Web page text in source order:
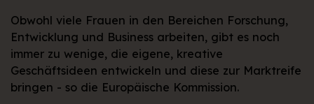
Obwohl viele Frauen in den Bereichen Forschung,
Entwicklung und Business arbeiten, gibt es noch
immer zu wenige, die eigene, kreative
Geschäftsideen entwickeln und diese zur Marktreife
bringen - so die Europäische Kommission.